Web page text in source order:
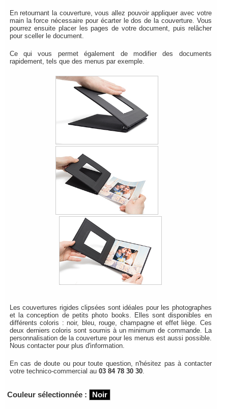
En retournant la couverture, vous allez pouvoir appliquer avec votre
main la force nécessaire pour écarter le dos de la couverture. Vous
pourrez ensuite placer les pages de votre document, puis relâcher
pour sceller le document.
Ce qui vous permet également de modifier des documents
rapidement, tels que des menus par exemple.
Les couvertures rigides clipsées sont idéales pour les photographes
et la conception de petits photo books. Elles sont disponibles en
différents coloris : noir, bleu, rouge, champagne et effet liège. Ces
deux derniers coloris sont soumis à un minimum de commande. La
personnalisation de la couverture pour les menus est aussi possible.
Nous contacter pour plus d'information.
En cas de doute ou pour toute question, n'hésitez pas à contacter
votre technico-commercial au 03 84 78 30 30.
Couleur sélectionnée : Noir